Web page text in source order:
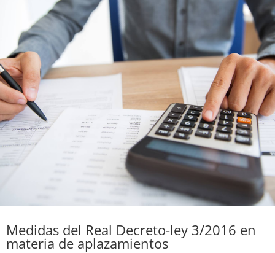
Medidas del Real Decreto-ley 3/2016 en
materia de aplazamientos